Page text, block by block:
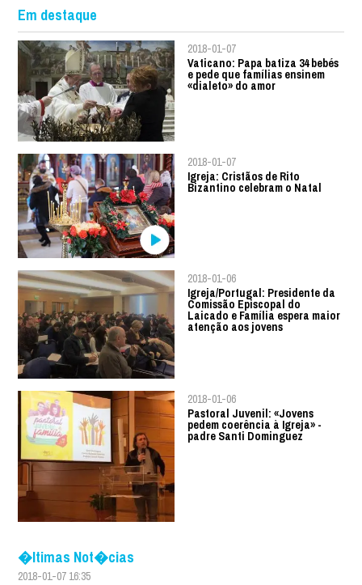
Em destaque
2018-01-07
Vaticano: Papa batiza 34 bebés
e pede que famílias ensinem
«dialeto» do amor
2018-01-07
Igreja: Cristãos de Rito
Bizantino celebram o Natal
2018-01-06
Igreja/Portugal: Presidente da
Comissão Episcopal do
Laicado e Família espera maior
atenção aos jovens
2018-01-06
Pastoral Juvenil: «Jovens
pedem coerência à Igreja» -
padre Santi Dominguez
�ltimas Not�cias
2018-01-07 16:35